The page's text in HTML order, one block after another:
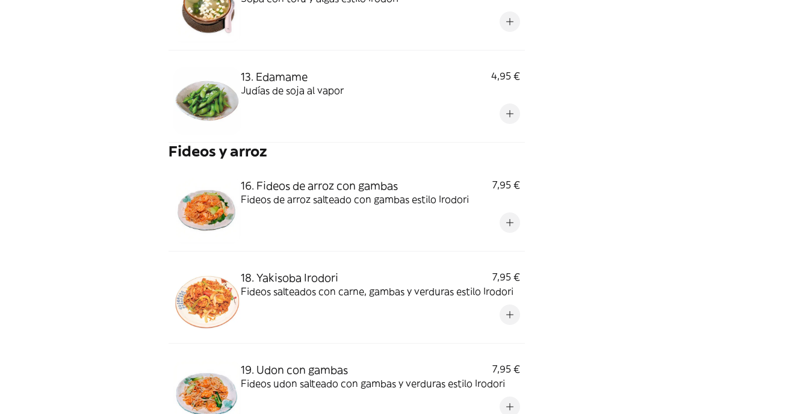
13. Edamame
4,95 €
Judías de soja al vapor
Fideos y arroz
16. Fideos de arroz con gambas
7,95 €
Fideos de arroz salteado con gambas estilo Irodori
18. Yakisoba Irodori
7,95 €
Fideos salteados con carne, gambas y verduras estilo Irodori
19. Udon con gambas
7,95 €
Fideos udon salteado con gambas y verduras estilo Irodori